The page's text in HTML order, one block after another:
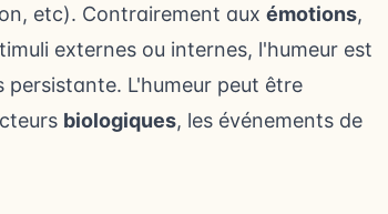
, etc). Contrairement aux émotions,
externes ou internes, l'humeur est
persistante. L'humeur peut être
biologiques, les événements de